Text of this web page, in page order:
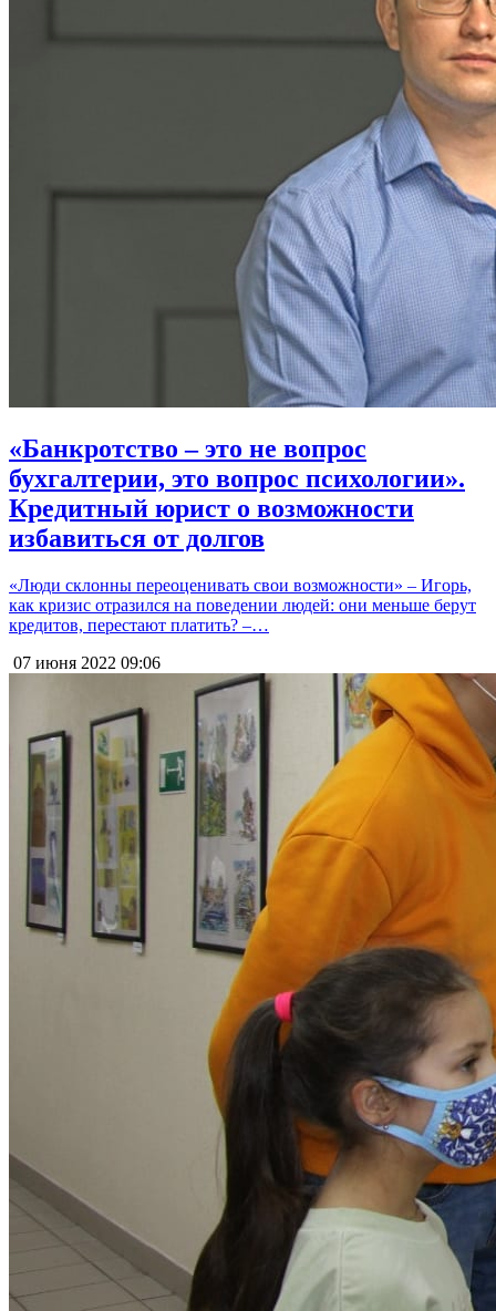
«Банкротство – это не вопрос
бухгалтерии, это вопрос психологии».
Кредитный юрист о возможности
избавиться от долгов
«Люди склонны переоценивать свои возможности» – Игорь,
как кризис отразился на поведении людей: они меньше берут
кредитов, перестают платить? –…
07 июня 2022 09:06